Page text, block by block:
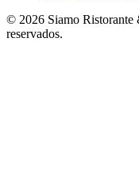
© 2026 Siamo Ristorante
reservados.